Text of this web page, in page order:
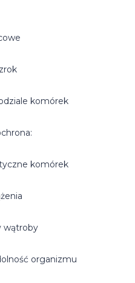
komórek
komórek
wątroby
organizmu